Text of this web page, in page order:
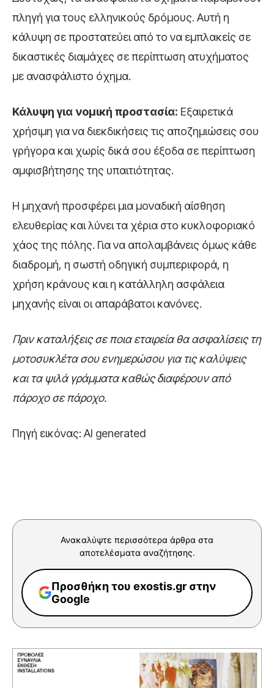
πληγή για τους ελληνικούς δρόμους. Αυτή η
κάλυψη σε προστατεύει από το να εμπλακείς σε
δικαστικές διαμάχες σε περίπτωση ατυχήματος
με ανασφάλιστο όχημα.
Κάλυψη για νομική προστασία: Εξαιρετικά
χρήσιμη για να διεκδικήσεις τις αποζημιώσεις σου
γρήγορα και χωρίς δικά σου έξοδα σε περίπτωση
αμφισβήτησης της υπαιτιότητας.
Η μηχανή προσφέρει μια μοναδική αίσθηση
ελευθερίας και λύνει τα χέρια στο κυκλοφοριακό
χάος της πόλης. Για να απολαμβάνεις όμως κάθε
διαδρομή, η σωστή οδηγική συμπεριφορά, η
χρήση κράνους και η κατάλληλη ασφάλεια
μηχανής είναι οι απαράβατοι κανόνες.
Πριν καταλήξεις σε ποια εταιρεία θα ασφαλίσεις τη
μοτοσυκλέτα σου ενημερώσου για τις καλύψεις
και τα ψιλά γράμματα καθώς διαφέρουν από
πάροχο σε πάροχο.
Πηγή εικόνας: AI generated
Ανακαλύψτε περισσότερα άρθρα στα
αποτελέσματα αναζήτησης.
Προσθήκη του exostis.gr στην
Google